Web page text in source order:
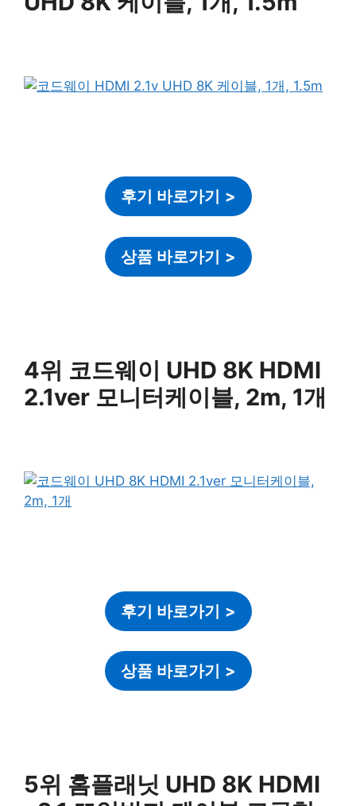
후기 바로가기 >
상품 바로가기 >
4위 코드웨이 UHD 8K HDMI
2.1ver 모니터케이블, 2m, 1개
후기 바로가기 >
상품 바로가기 >
5위 홈플래닛 UHD 8K HDMI